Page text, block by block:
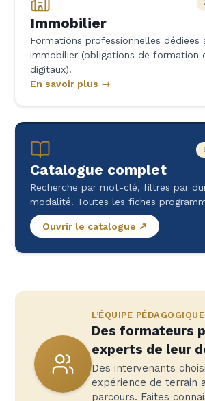
Immobilier
Formations professionnelles dédiées
immobilier (obligations de formation
digitaux).
En savoir plus →
Catalogue complet
Recherche par mot-clé, filtres par
modalité. Toutes les fiches
Ouvrir le catalogue ↗
L’ÉQUIPE PÉDAGOGIQUE
Des formateurs
experts de leur
Des intervenants
expérience de terrain
parcours. Faites